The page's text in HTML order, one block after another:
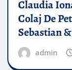
Claudia
Colaj De
Sebastian
admin